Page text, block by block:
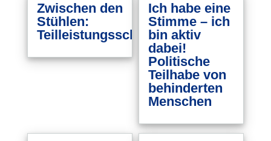
Zwischen den
Stühlen:
Teilleistungsschwächen
Ich habe eine
Stimme – ich
bin aktiv
dabei!
Politische
Teilhabe von
behinderten
Menschen